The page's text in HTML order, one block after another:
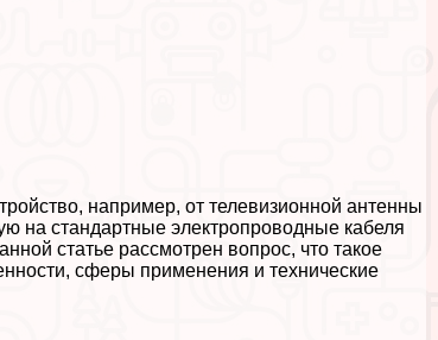
например, от телевизионной антенны
на стандартные электропроводные кабеля
статье рассмотрен вопрос, что такое
сферы применения и технические